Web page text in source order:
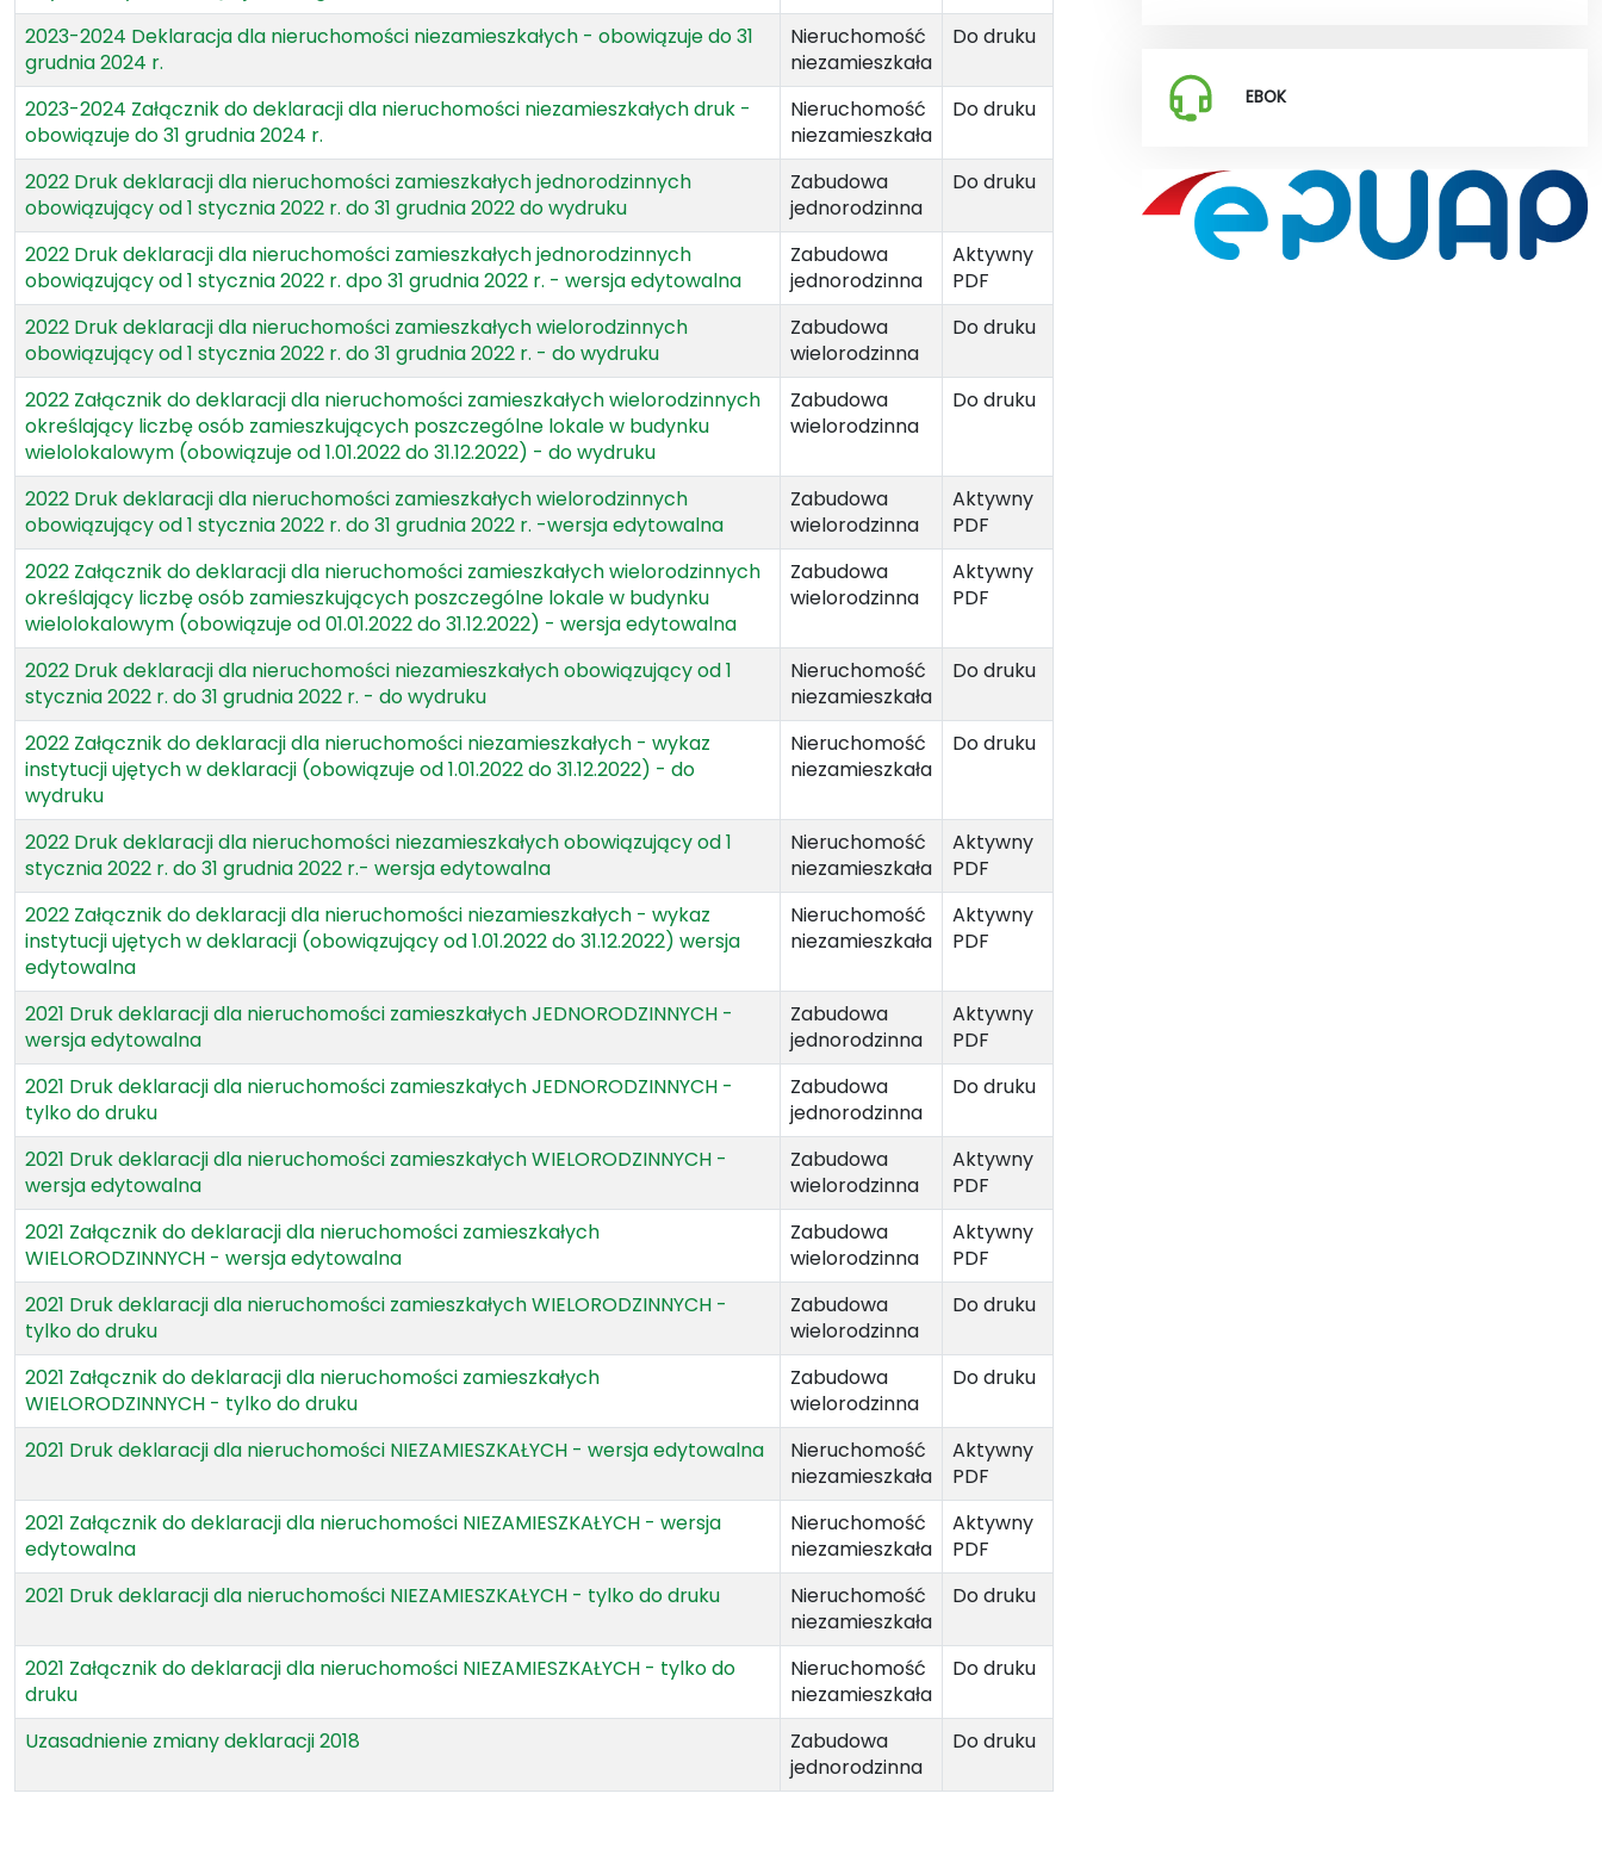
2023-2024 Deklaracja dla nieruchomości niezamieszkałych - obowiązuje do 31
grudnia 2024 r.
Nieruchomość
niezamieszkała
Do druku
2023-2024 Załącznik do deklaracji dla nieruchomości niezamieszkałych druk -
obowiązuje do 31 grudnia 2024 r.
Nieruchomość
niezamieszkała
Do druku
2022 Druk deklaracji dla nieruchomości zamieszkałych jednorodzinnych
obowiązujący od 1 stycznia 2022 r. do 31 grudnia 2022 do wydruku
Zabudowa
jednorodzinna
Do druku
2022 Druk deklaracji dla nieruchomości zamieszkałych jednorodzinnych
obowiązujący od 1 stycznia 2022 r. dpo 31 grudnia 2022 r. - wersja edytowalna
Zabudowa
jednorodzinna
Aktywny
PDF
2022 Druk deklaracji dla nieruchomości zamieszkałych wielorodzinnych
obowiązujący od 1 stycznia 2022 r. do 31 grudnia 2022 r. - do wydruku
Zabudowa
wielorodzinna
Do druku
2022 Załącznik do deklaracji dla nieruchomości zamieszkałych wielorodzinnych
określający liczbę osób zamieszkujących poszczególne lokale w budynku
wielolokalowym (obowiązuje od 1.01.2022 do 31.12.2022) - do wydruku
Zabudowa
wielorodzinna
Do druku
2022 Druk deklaracji dla nieruchomości zamieszkałych wielorodzinnych
obowiązujący od 1 stycznia 2022 r. do 31 grudnia 2022 r. -wersja edytowalna
Zabudowa
wielorodzinna
Aktywny
PDF
2022 Załącznik do deklaracji dla nieruchomości zamieszkałych wielorodzinnych
określający liczbę osób zamieszkujących poszczególne lokale w budynku
wielolokalowym (obowiązuje od 01.01.2022 do 31.12.2022) - wersja edytowalna
Zabudowa
wielorodzinna
Aktywny
PDF
2022 Druk deklaracji dla nieruchomości niezamieszkałych obowiązujący od 1
stycznia 2022 r. do 31 grudnia 2022 r. - do wydruku
Nieruchomość
niezamieszkała
Do druku
2022 Załącznik do deklaracji dla nieruchomości niezamieszkałych - wykaz
instytucji ujętych w deklaracji (obowiązuje od 1.01.2022 do 31.12.2022) - do
wydruku
Nieruchomość
niezamieszkała
Do druku
2022 Druk deklaracji dla nieruchomości niezamieszkałych obowiązujący od 1
stycznia 2022 r. do 31 grudnia 2022 r.- wersja edytowalna
Nieruchomość
niezamieszkała
Aktywny
PDF
2022 Załącznik do deklaracji dla nieruchomości niezamieszkałych - wykaz
instytucji ujętych w deklaracji (obowiązujący od 1.01.2022 do 31.12.2022) wersja
edytowalna
Nieruchomość
niezamieszkała
Aktywny
PDF
2021 Druk deklaracji dla nieruchomości zamieszkałych JEDNORODZINNYCH -
wersja edytowalna
Zabudowa
jednorodzinna
Aktywny
PDF
2021 Druk deklaracji dla nieruchomości zamieszkałych JEDNORODZINNYCH -
tylko do druku
Zabudowa
jednorodzinna
Do druku
2021 Druk deklaracji dla nieruchomości zamieszkałych WIELORODZINNYCH -
wersja edytowalna
Zabudowa
wielorodzinna
Aktywny
PDF
2021 Załącznik do deklaracji dla nieruchomości zamieszkałych
WIELORODZINNYCH - wersja edytowalna
Zabudowa
wielorodzinna
Aktywny
PDF
2021 Druk deklaracji dla nieruchomości zamieszkałych WIELORODZINNYCH -
tylko do druku
Zabudowa
wielorodzinna
Do druku
2021 Załącznik do deklaracji dla nieruchomości zamieszkałych
WIELORODZINNYCH - tylko do druku
Zabudowa
wielorodzinna
Do druku
2021 Druk deklaracji dla nieruchomości NIEZAMIESZKAŁYCH - wersja edytowalna
Nieruchomość
niezamieszkała
Aktywny
PDF
2021 Załącznik do deklaracji dla nieruchomości NIEZAMIESZKAŁYCH - wersja
edytowalna
Nieruchomość
niezamieszkała
Aktywny
PDF
2021 Druk deklaracji dla nieruchomości NIEZAMIESZKAŁYCH - tylko do druku
Nieruchomość
niezamieszkała
Do druku
2021 Załącznik do deklaracji dla nieruchomości NIEZAMIESZKAŁYCH - tylko do
druku
Nieruchomość
niezamieszkała
Do druku
Uzasadnienie zmiany deklaracji 2018
Zabudowa
jednorodzinna
Do druku
EBOK